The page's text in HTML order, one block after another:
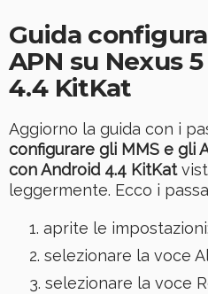
Guida
APN su Nexus
4.4 KitKat
Aggiorno la guida con i
configurare gli MMS e gli
con Android 4.4 KitKat
leggermente. Ecco i
aprite le impostazioni;
selezionare la voce
selezionare la voce